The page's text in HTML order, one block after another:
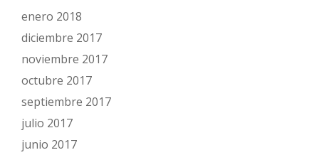
enero 2018
diciembre 2017
noviembre 2017
octubre 2017
septiembre 2017
julio 2017
junio 2017